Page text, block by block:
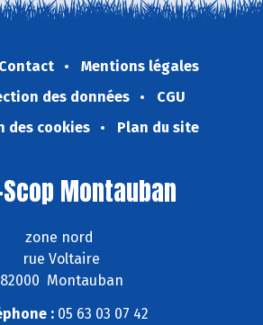
Contact
Mentions légales
des données
CGU
des cookies
Plan du site
Montauban
zone nord
rue Voltaire
82000 Montauban
: 05 63 03 07 42